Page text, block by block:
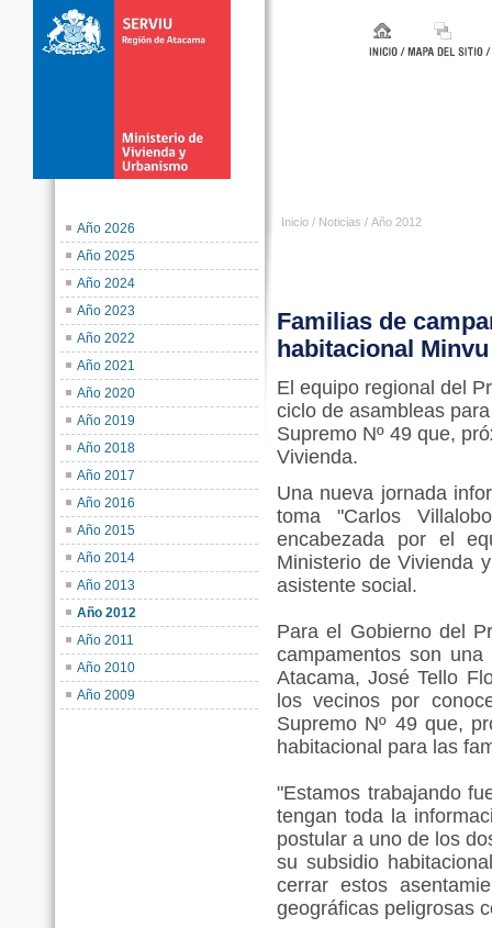
Año 2026
Año 2025
Año 2024
Año 2023
Año 2022
Año 2021
Año 2020
Año 2019
Año 2018
Año 2017
Año 2016
Año 2015
Año 2014
Año 2013
Año 2012
Año 2011
Año 2010
Año 2009
Inicio / Noticias / Año 2012
Familias de
habitacional Minvu
El equipo regional del
ciclo de asambleas
Supremo Nº 49 que,
Vivienda.
Una nueva jornada
toma "Carlos
encabezada por el
Ministerio de Vivienda
asistente social.
Para el Gobierno del
campamentos son
Atacama, José Tello
los vecinos por
Supremo Nº 49 que,
habitacional para las
"Estamos trabajando
tengan toda la
postular a uno de los
su subsidio
cerrar estos
geográficas peligrosas